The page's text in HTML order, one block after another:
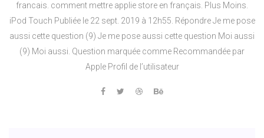
francais. comment mettre applie store en français. Plus Moins.
iPod Touch Publiée le 22 sept. 2019 à 12h55. Répondre Je me pose
aussi cette question (9) Je me pose aussi cette question Moi aussi
(9) Moi aussi. Question marquée comme Recommandée par
Apple Profil de l’utilisateur